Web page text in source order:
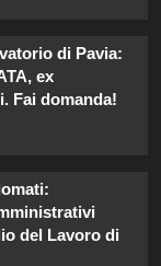
di Pavia:
ex
Fai domanda!
del Lavoro di